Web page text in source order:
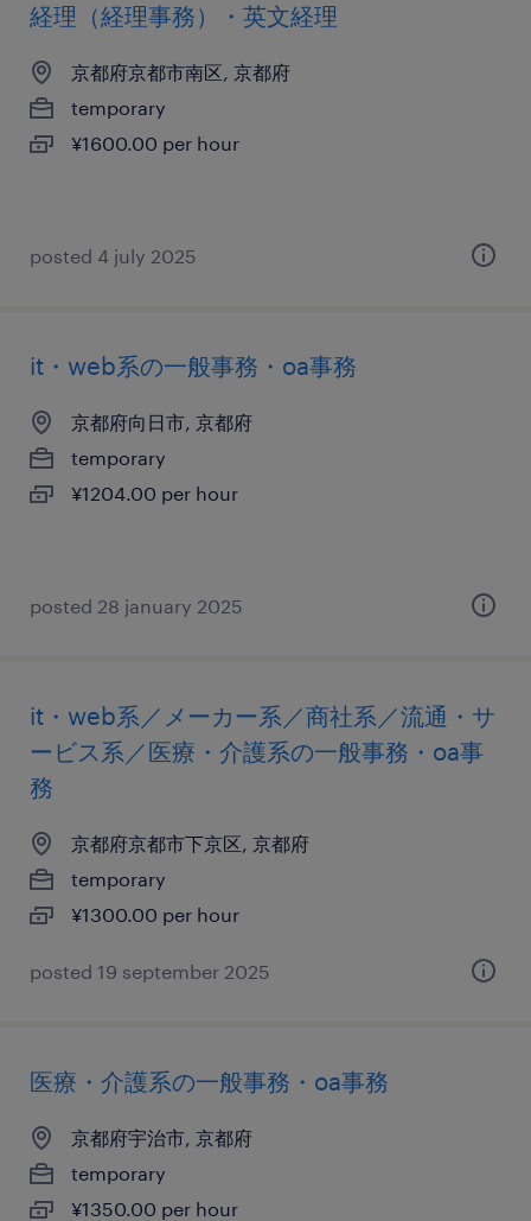
経理（経理事務）・英文経理
京都府京都市南区, 京都府
temporary
¥1600.00 per hour
posted 4 july 2025
it・web系の一般事務・oa事務
京都府向日市, 京都府
temporary
¥1204.00 per hour
posted 28 january 2025
it・web系／メーカー系／商社系／流通・サ
ービス系／医療・介護系の一般事務・oa事
務
京都府京都市下京区, 京都府
temporary
¥1300.00 per hour
posted 19 september 2025
医療・介護系の一般事務・oa事務
京都府宇治市, 京都府
temporary
¥1350.00 per hour